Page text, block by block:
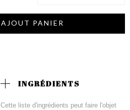
AJOUT PANIER
INGRÉDIENTS
Cette liste d'ingrédients peut faire l'objet